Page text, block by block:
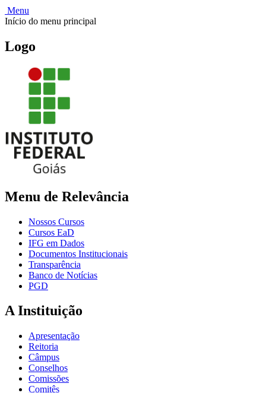
Menu
Início do menu principal
Logo
Menu de Relevância
Nossos Cursos
Cursos EaD
IFG em Dados
Documentos Institucionais
Transparência
Banco de Notícias
PGD
A Instituição
Apresentação
Reitoria
Câmpus
Conselhos
Comissões
Comitês